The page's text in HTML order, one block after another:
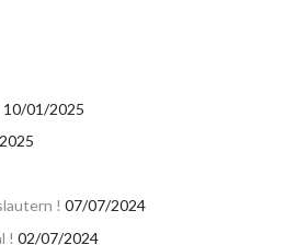
10/01/2025
! 07/07/2024
! 02/07/2024